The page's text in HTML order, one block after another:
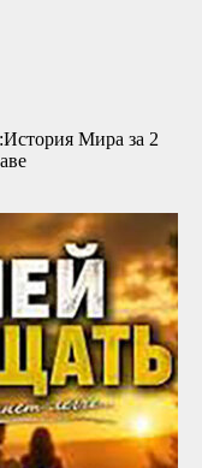
Мира за 2